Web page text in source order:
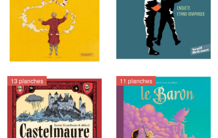
13 planches 11 planches